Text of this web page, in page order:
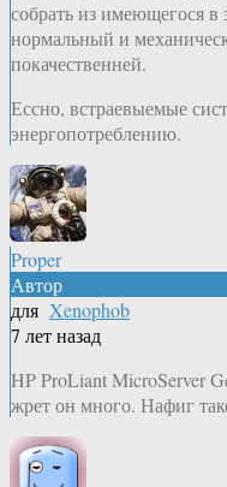
собрать из имеющегося в
нормальный и
покачественней.
Ессно, встраевыемые
энергопотреблению.
Proper
Автор
для Xenophob
7 лет назад
HP ProLiant MicroServer
жрет он много. Нафиг